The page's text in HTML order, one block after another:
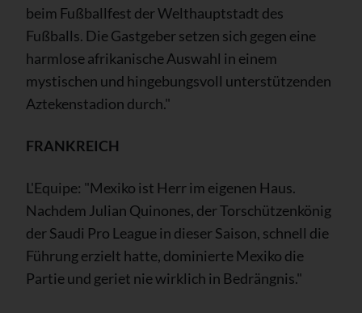
beim Fußballfest der Welthauptstadt des
Fußballs. Die Gastgeber setzen sich gegen eine
harmlose afrikanische Auswahl in einem
mystischen und hingebungsvoll unterstützenden
Aztekenstadion durch."
FRANKREICH
L'Equipe: "Mexiko ist Herr im eigenen Haus.
Nachdem Julian Quinones, der Torschützenkönig
der Saudi Pro League in dieser Saison, schnell die
Führung erzielt hatte, dominierte Mexiko die
Partie und geriet nie wirklich in Bedrängnis."